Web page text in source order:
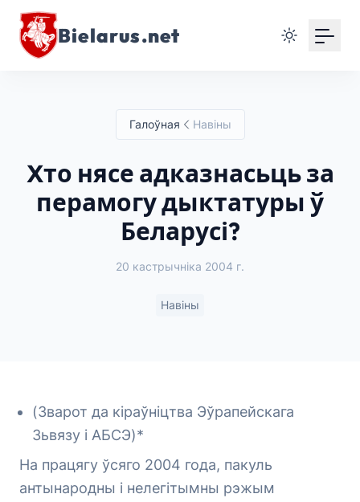
Bielarus.net
Галоўная Навіны
Xто нясе адказнасьць за
перамогу дыктатуры ў
Беларусі?
20 кастрычніка 2004 г.
Навіны
(Зварот да кіраўніцтва Эўрапейскага
Зьвязу і АБСЭ)*
На працягу ўсяго 2004 года, пакуль
антынародны і нелегітымны рэжым